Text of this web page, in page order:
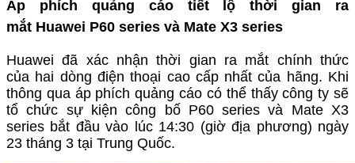
Áp phích quảng cáo tiết lộ thời gian ra
mắt Huawei P60 series và Mate X3 series
Huawei đã xác nhận thời gian ra mắt chính thức
của hai dòng điện thoại cao cấp nhất của hãng. Khi
thông qua áp phích quảng cáo có thể thấy công ty sẽ
tổ chức sự kiện công bố P60 series và Mate X3
series bắt đầu vào lúc 14:30 (giờ địa phương) ngày
23 tháng 3 tại Trung Quốc.